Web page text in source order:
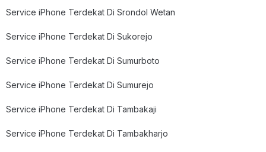
Service iPhone Terdekat Di Srondol Wetan
Service iPhone Terdekat Di Sukorejo
Service iPhone Terdekat Di Sumurboto
Service iPhone Terdekat Di Sumurejo
Service iPhone Terdekat Di Tambakaji
Service iPhone Terdekat Di Tambakharjo